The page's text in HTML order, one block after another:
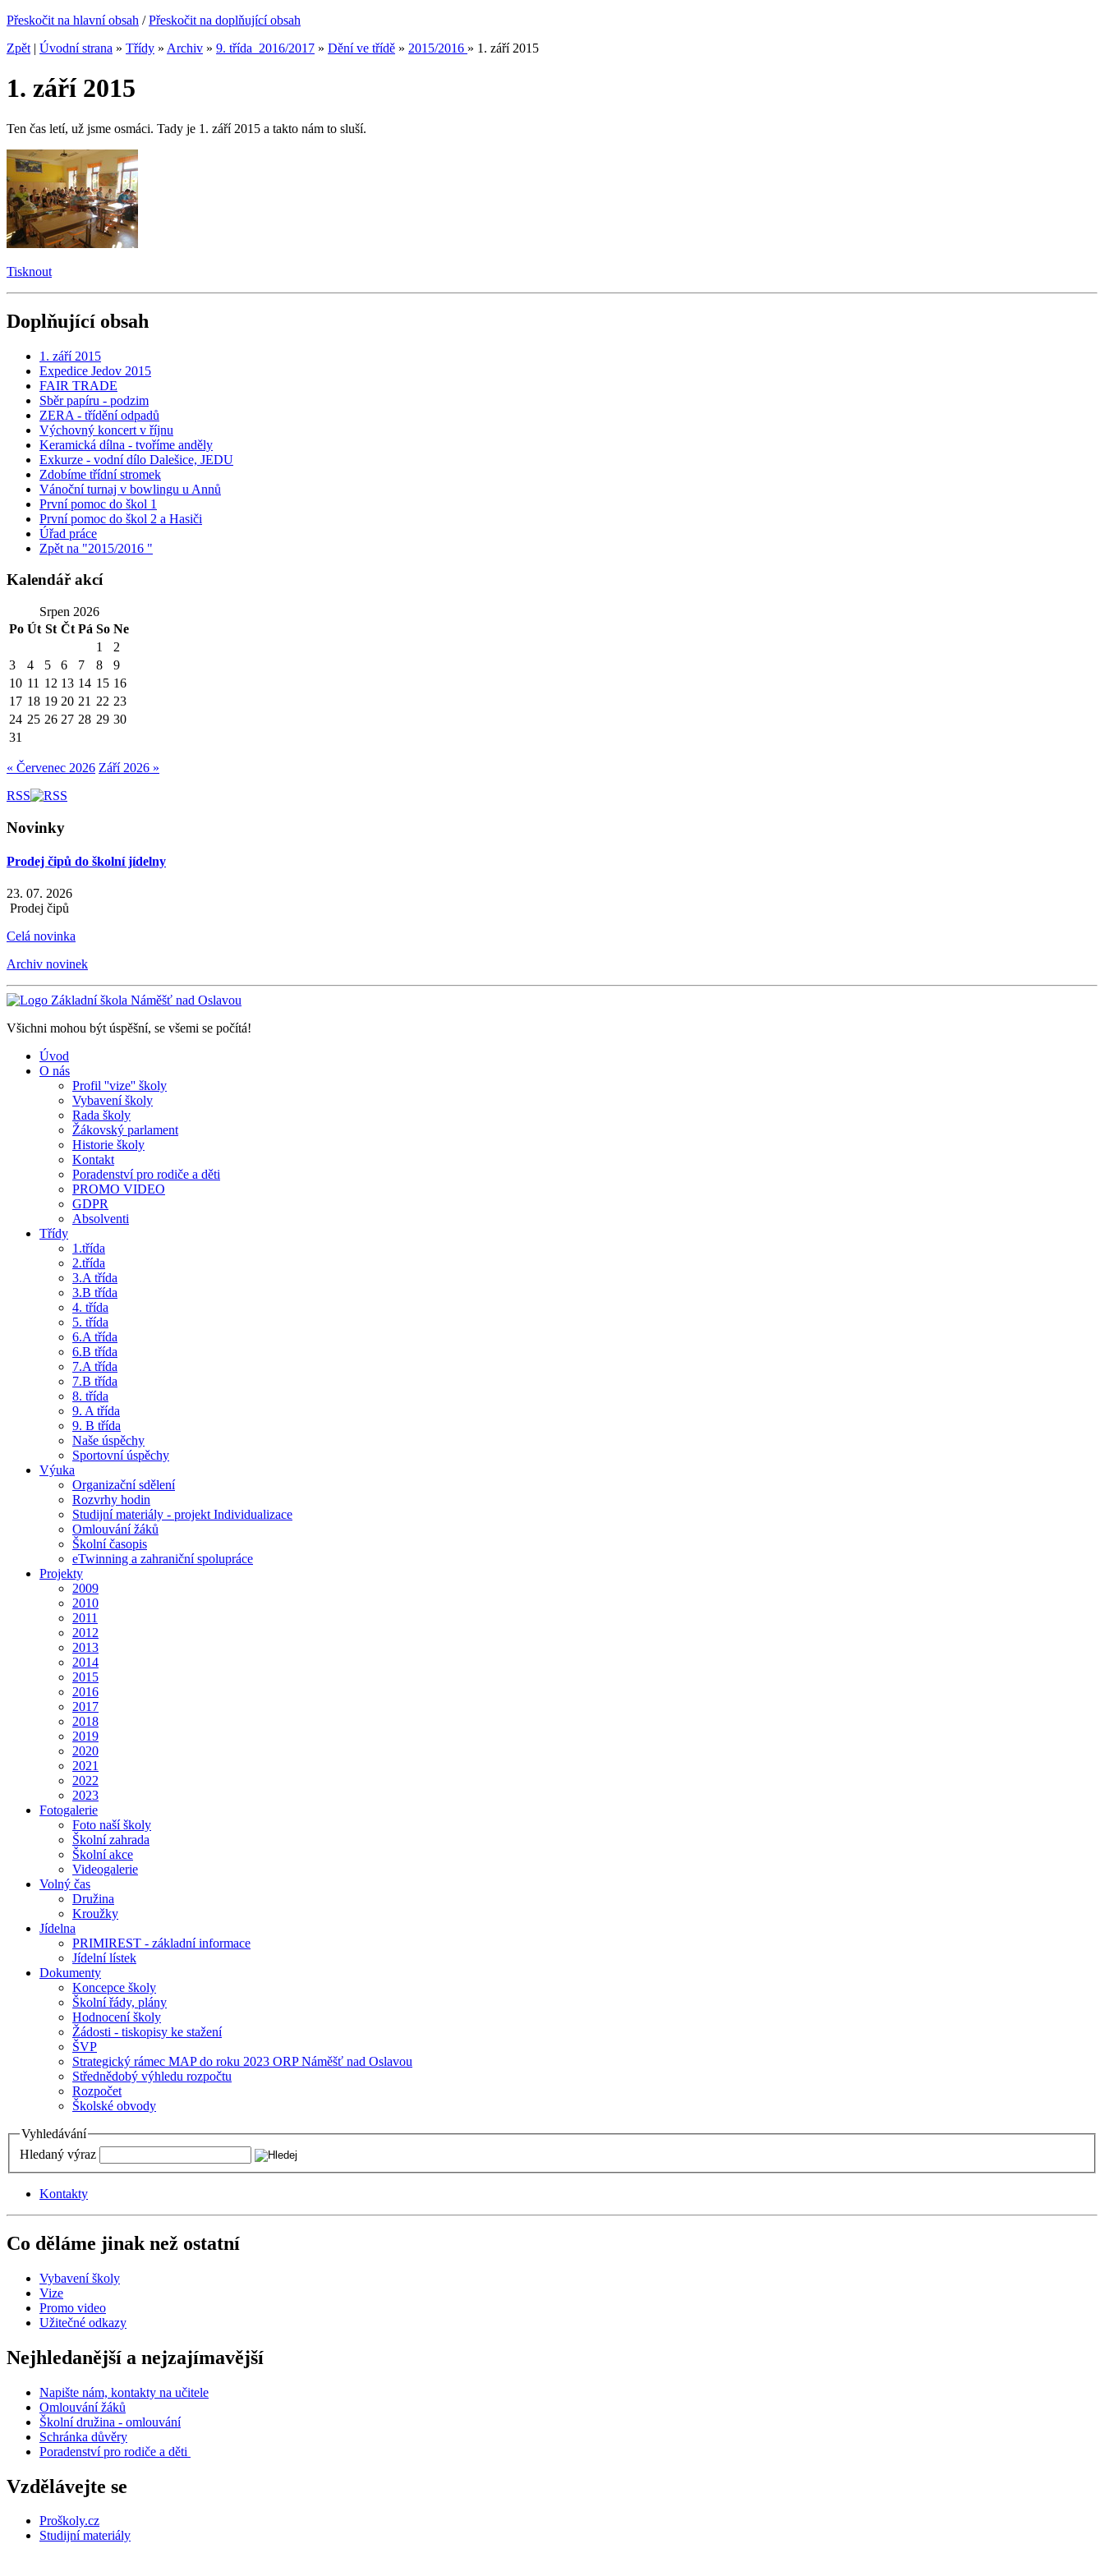
Přeskočit na hlavní obsah /Přeskočit na doplňující obsah
Zpět | Úvodní strana » Třídy » Archiv » 9. třída_2016/2017 » Dění ve třídě » 2015/2016 » 1. září 2015
1. září 2015
Ten čas letí, už jsme osmáci. Tady je 1. září 2015 a takto nám to sluší.
Tisknout
Doplňující obsah
1. září 2015
Expedice Jedov 2015
FAIR TRADE
Sběr papíru - podzim
ZERA - třídění odpadů
Výchovný koncert v říjnu
Keramická dílna - tvoříme anděly
Exkurze - vodní dílo Dalešice, JEDU
Zdobíme třídní stromek
Vánoční turnaj v bowlingu u Annů
První pomoc do škol 1
První pomoc do škol 2 a Hasiči
Úřad práce
Zpět na "2015/2016 "
Kalendář akcí
Srpen 2026
Po Út St Čt Pá So Ne
1
2
3
4 5 6 7 8
9
10 11 12 13 14 15 16
17 18 19 20 21 22 23
24 25 26 27 28 29 30
31
« Červenec 2026 Září 2026 »
RSS
Novinky
Prodej čipů do školní jídelny
23. 07. 2026
Prodej čipů
Celá novinka
Archiv novinek
Všichni mohou být úspěšní, se všemi se počítá!
Úvod
O nás
Profil ''vize'' školy
Vybavení školy
Rada školy
Žákovský parlament
Historie školy
Kontakt
Poradenství pro rodiče a děti
PROMO VIDEO
GDPR
Absolventi
Třídy
1.třída
2.třída
3.A třída
3.B třída
4. třída
5. třída
6.A třída
6.B třída
7.A třída
7.B třída
8. třída
9. A třída
9. B třída
Naše úspěchy
Sportovní úspěchy
Výuka
Organizační sdělení
Rozvrhy hodin
Studijní materiály - projekt Individualizace
Omlouvání žáků
Školní časopis
eTwinning a zahraniční spolupráce
Projekty
2009
2010
2011
2012
2013
2014
2015
2016
2017
2018
2019
2020
2021
2022
2023
Fotogalerie
Foto naší školy
Školní zahrada
Školní akce
Videogalerie
Volný čas
Družina
Kroužky
Jídelna
PRIMIREST - základní informace
Jídelní lístek
Dokumenty
Koncepce školy
Školní řády, plány
Hodnocení školy
Žádosti - tiskopisy ke stažení
ŠVP
Strategický rámec MAP do roku 2023 ORP Náměšť nad Oslavou
Střednědobý výhledu rozpočtu
Rozpočet
Školské obvody
Vyhledávání
Hledaný výraz
Kontakty
Co děláme jinak než ostatní
Vybavení školy
Vize
Promo video
Užitečné odkazy
Nejhledanější a nejzajímavější
Napište nám, kontakty na učitele
Omlouvání žáků
Školní družina - omlouvání
Schránka důvěry
Poradenství pro rodiče a děti
Vzdělávejte se
Proškoly.cz
Studijní materiály